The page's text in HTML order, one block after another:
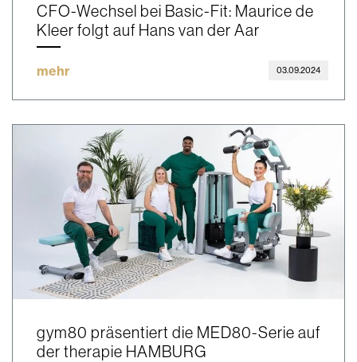
CFO-Wechsel bei Basic-Fit: Maurice de
Kleer folgt auf Hans van der Aar
mehr 03.09.2024
gym80 präsentiert die MED80-Serie auf
der therapie HAMBURG